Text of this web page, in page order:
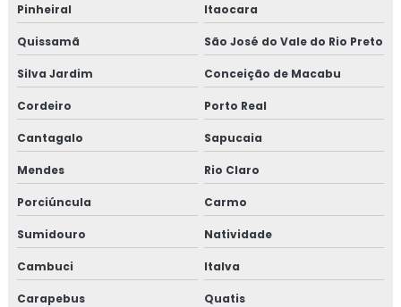
Pinheiral Itaocara
Quissamã São José do Vale do Rio Preto
Silva Jardim Conceição de Macabu
Cordeiro Porto Real
Cantagalo Sapucaia
Mendes Rio Claro
Porciúncula Carmo
Sumidouro Natividade
Cambuci Italva
Carapebus Quatis